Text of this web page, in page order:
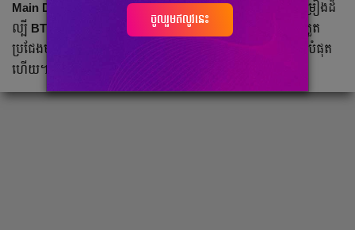
Main Dancer, Sub-RapperនិងSub-Vocalist
ប្រចាំក្រុមចម្រៀង​ដ៏
ល្បី BTS
។ ក្រោយមមាញឹក​សឹងរកពេល​សម្រាក​គ្មានលើវិស័យប្រកួត
ប្រជែងមួយនេះ លទ្ធផល​ដែល
ទទួលបាន​ពិតជា​ស័ក្តិសមបំផុត
ហើយ។
ចូលរួមឥលូវនេះ